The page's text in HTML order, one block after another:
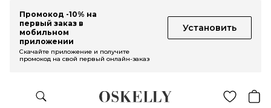
Промокод -10% на
первый заказ в
мобильном
приложении
Установить
Скачайте приложение и получите
промокод на свой первый онлайн-заказ